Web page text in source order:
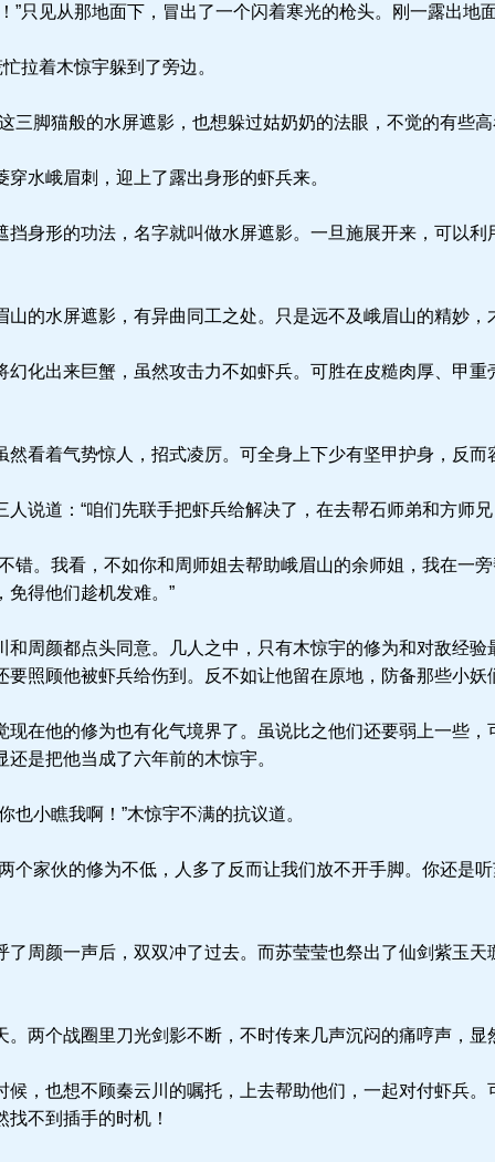
只见从那地面下，冒出了一个闪着寒光的枪头。刚一露出地
拉着木惊宇躲到了旁边。
脚猫般的水屏遮影，也想躲过姑奶奶的法眼，不觉的有些高
水峨眉刺，迎上了露出身形的虾兵来。
身形的功法，名字就叫做水屏遮影。一旦施展开来，可以利
的水屏遮影，有异曲同工之处。只是远不及峨眉山的精妙，
化出来巨蟹，虽然攻击力不如虾兵。可胜在皮糙肉厚、甲重
看着气势惊人，招式凌厉。可全身上下少有坚甲护身，反而
说道：“咱们先联手把虾兵给解决了，在去帮石师弟和方师兄
。我看，不如你和周师姐去帮助峨眉山的余师姐，我在一
免得他们趁机发难。”
周颜都点头同意。几人之中，只有木惊宇的修为和对敌经验
要照顾他被虾兵给伤到。反不如让他留在原地，防备那些小妖
在他的修为也有化气境界了。虽说比之他们还要弱上一些，
是把他当成了六年前的木惊宇。
小瞧我啊！”木惊宇不满的抗议道。
家伙的修为不低，人多了反而让我们放不开手脚。你还是
周颜一声后，双双冲了过去。而苏莹莹也祭出了仙剑紫玉天
两个战圈里刀光剑影不断，不时传来几声沉闷的痛哼声，显
，也想不顾秦云川的嘱托，上去帮助他们，一起对付虾兵。
不到插手的时机！